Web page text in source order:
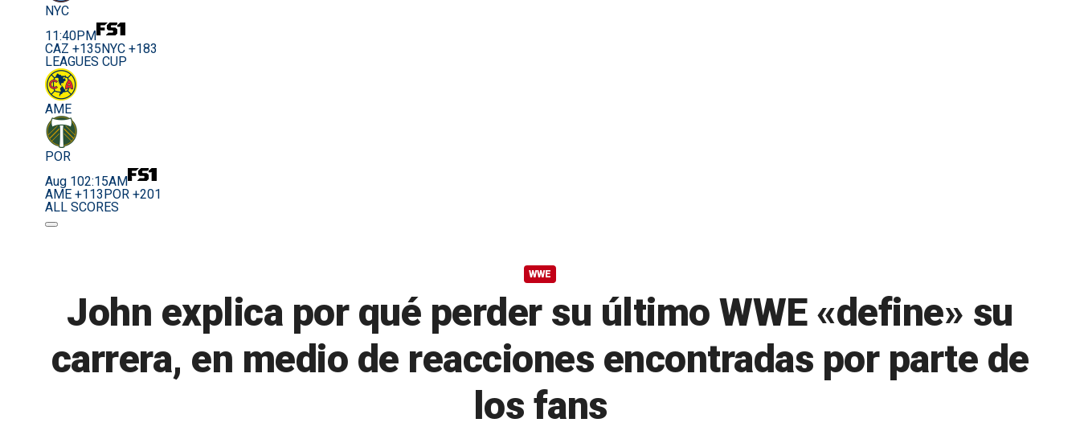
NYC
11:40PM
CAZ +135 NYC +183
LEAGUES CUP
AME
POR
Aug 102:15AM
AME +113 POR +201
ALL SCORES
WWE
John explica por qué perder su último WWE «define» su
carrera, en medio de reacciones encontradas por parte de
los fans